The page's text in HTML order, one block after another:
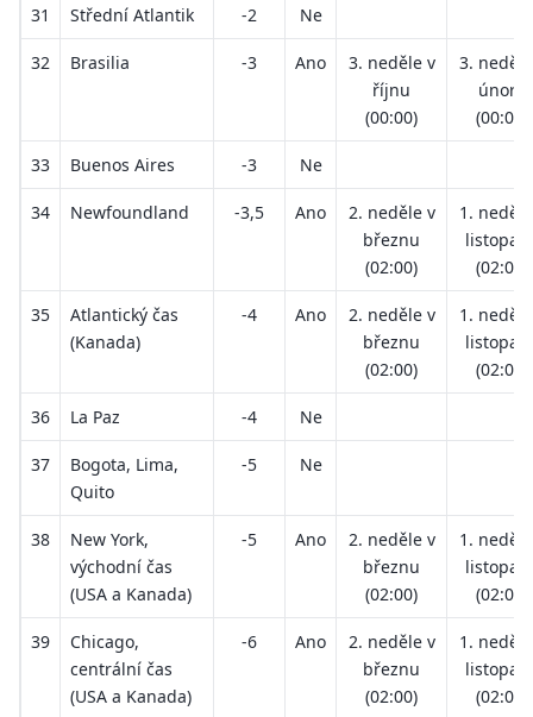
31 Střední Atlantik -2 Ne
32 Brasilia -3 Ano
3. neděle v
říjnu
(00:00)
3.
únoru
(00:00)
33 Buenos Aires -3 Ne
34 Newfoundland -3,5 Ano
2. neděle v
březnu
(02:00)
1.
(02:00)
35
Atlantický čas
(Kanada)
-4 Ano
2. neděle v
březnu
(02:00)
1.
(02:00)
36 La Paz -4 Ne
37
Bogota, Lima,
Quito
-5 Ne
38
New York,
východní čas
(USA a Kanada)
-5 Ano
2. neděle v
březnu
(02:00)
1.
(02:00)
39
Chicago,
centrální čas
(USA a Kanada)
-6 Ano
2. neděle v
březnu
(02:00)
1.
(02:00)